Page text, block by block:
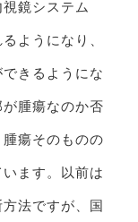
鏡システム
ようになり、
きるようにな
腫瘍なのか否
瘍そのものの
ます。以前は
法ですが、国